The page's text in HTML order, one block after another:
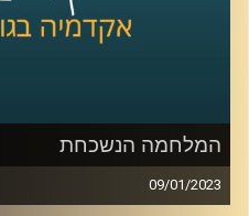
המלחמה הנשכחת
09/01/2023